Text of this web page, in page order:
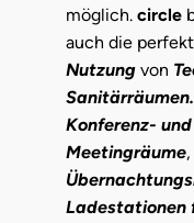
möglich. circle
auch die
Nutzung von
Sanitärräumen.
Konferenz-
Meetingräume,
Ladestationen